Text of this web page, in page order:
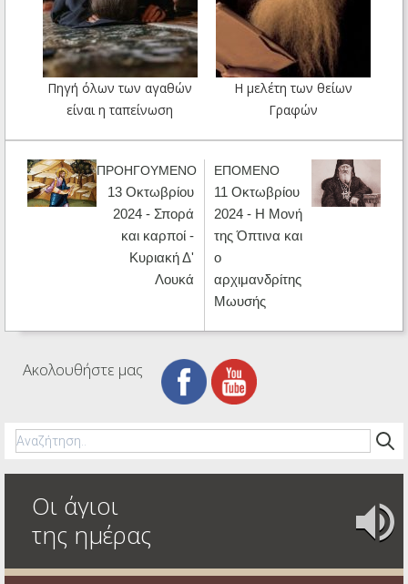
Πηγή όλων των αγαθών
είναι η ταπείνωση
Η μελέτη των θείων
Γραφών
ΠΡΟΗΓΟΥΜΕΝΟ
13 Οκτωβρίου
2024 - Σπορά
και καρποί -
Κυριακή Δ'
Λουκά
ΕΠΟΜΕΝΟ
11 Οκτωβρίου
2024 - Η Μονή
της Όπτινα και
ο
αρχιμανδρίτης
Μωυσής
Ακολουθήστε μας
Οι άγιοι
της ημέρας